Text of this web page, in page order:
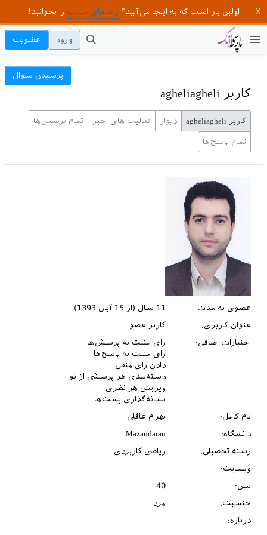
اولین بار است که به اینجا می‌آیید؟ راهنمای سایت را بخوانید!
ورود عضویت
کاربر agheliagheli
پرسیدن سوال
کاربر agheliagheli دیوار فعالیت های اخیر تمام پرسش‌ها
تمام پاسخ‌ها
عضوی به مدت
11 سال (از 15 آبان 1393)
عنوان کاربری:
کاربر عضو
اختیارات اضافی:
رای مثبت به پرسش‌ها
رای مثبت به پاسخ‌ها
دادن رای منفی
دسته‌بندی هر پرسشی از نو
ویرایش هر نظری
نشانه‌گذاری پست‌ها
نام کامل:
بهرام عاقلی
دانشگاه:
Mazandaran
رشته تحصیلی:
ریاضی کاربردی
وبسایت:
سن:
40
جنسیت:
مرد
درباره: